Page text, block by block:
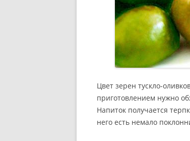
Цвет зерен тускло-
приготовлением нужно
Напиток получается
него есть немало